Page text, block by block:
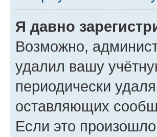
Я давно
Возможно,
удалил вашу
периодически
оставляющих
Если это